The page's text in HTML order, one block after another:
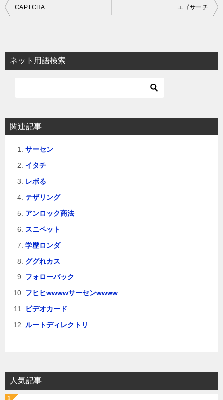
投
ビ
ゲ
ョ
ン
CAPTCHA エゴサーチ
ネット用語検索
関連記事
サーセン
イタチ
レボる
テザリング
アンロック商法
スニペット
学歴ロンダ
ググれカス
フォローバック
フヒヒwwwwサーセンwwww
ビデオカード
ルートディレクトリ
人気記事